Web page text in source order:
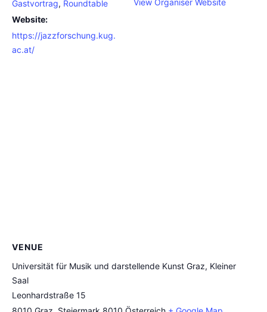
Gastvortrag, Roundtable
Website:
https://jazzforschung.kug.
ac.at/
VENUE
Universität für Musik und darstellende Kunst Graz, Kleiner
Saal
Leonhardstraße 15